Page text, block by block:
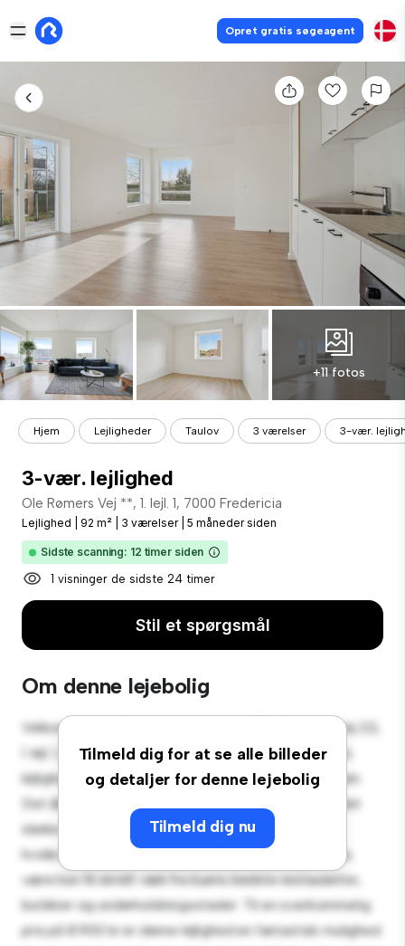
Opret gratis søgeagent
+11 fotos
Hjem Lejligheder Taulov 3 værelser 3-vær.
3-vær. lejlighed
Ole Rømers Vej **, 1. lejl. 1, 7000 Fredericia
Lejlighed 92 m² 3 værelser 5 måneder siden
Sidste scanning: 12 timer siden
1 visninger de sidste 24 timer
Stil et spørgsmål
Om denne lejebolig
Tilmeld dig for at se alle billeder
og detaljer for denne lejebolig
Tilmeld dig nu
Velkommen til dit nye byferiested på Ole Rømers Vej 22,
1. lejl. 1, 7000 Fredericia! Denne moderne 3-værelses
lejlighed tilbyder et stilfuldt og hyggeligt opholdsrum.
Det åbne koncept er perfekt til at underholde, og det
slanke køkken er udstyret med de bedste hårde
hvidevarer. Med sin førsteklasses beliggenhed vil du
være kun få skridt væk fra byens bedste restauranter,
butikker og underholdningssteder. Til en overkommelig
pris på 8.900 kr er denne lejlighed en fantastisk mulighed